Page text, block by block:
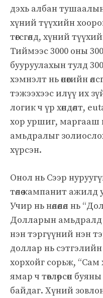
дэхь албан
хүний ​​түүхийн
төгсгөлд, хүний
Тиймээс 3000 оны
бууруулахын тулд
хэмнэлт нь өнөөгийн
тэжээхээс илүү их
логик ч үр хөндөлт,
хор уршиг, маргааш
амьдралыг
хүрсэн.
Онол нь Сээр
төлөө кампанит
Учир нь нөлөөлөл нь
Долларын амьдралд
нэн тэргүүний нэн
доллар нь
хорхойг сорьж,
ямар ч төвлөрсөн
байдаг. Хүний